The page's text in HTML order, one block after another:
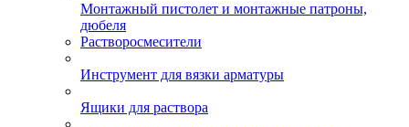
Монтажный пистолет и монтажные патроны,
дюбеля
Растворосмесители
Инструмент для вязки арматуры
Ящики для раствора